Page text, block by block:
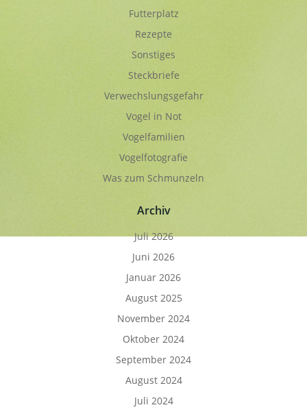
Futterplatz
Rezepte
Sonstiges
Steckbriefe
Verwechslungsgefahr
Vogel in Not
Vogelfamilien
Vogelfotografie
Was zum Schmunzeln
Archiv
Juli 2026
Juni 2026
Januar 2026
August 2025
November 2024
Oktober 2024
September 2024
August 2024
Juli 2024